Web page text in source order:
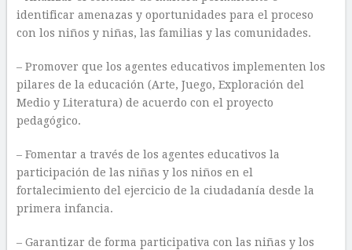
identificar amenazas y oportunidades para el proceso
con los niños y niñas, las familias y las comunidades.
– Promover que los agentes educativos implementen los
pilares de la educación (Arte, Juego, Exploración del
Medio y Literatura) de acuerdo con el proyecto
pedagógico.
– Fomentar a través de los agentes educativos la
participación de las niñas y los niños en el
fortalecimiento del ejercicio de la ciudadanía desde la
primera infancia.
– Garantizar de forma participativa con las niñas y los